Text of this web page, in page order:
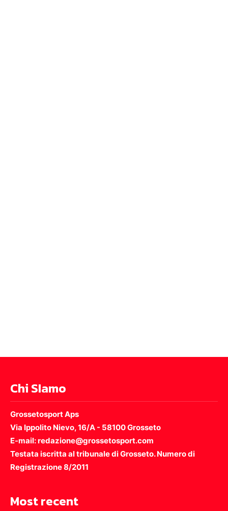
Chi SIamo
Grossetosport Aps
Via Ippolito Nievo, 16/A - 58100 Grosseto
E-mail: redazione@grossetosport.com
Testata iscritta al tribunale di Grosseto. Numero di
Registrazione 8/2011
Most recent